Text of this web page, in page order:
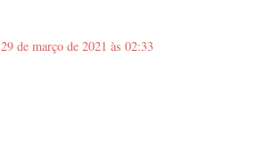
29 de março de 2021 às 02:33